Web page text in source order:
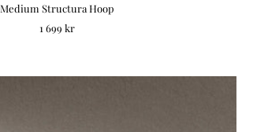
Medium Structura Hoop
REA-pris
1 699 kr